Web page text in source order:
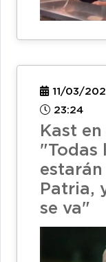
11/03/
23:24
Kast
"Todas
Patria,
se va"